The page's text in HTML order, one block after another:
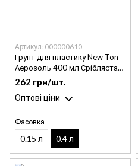
Артикул: 000000610
Грунт для пластику New Ton
Аерозоль 400 мл Срібляста
Напівпрозора
262 грн/шт.
Оптові ціни
Фасовка
0.15 л 0.4 л